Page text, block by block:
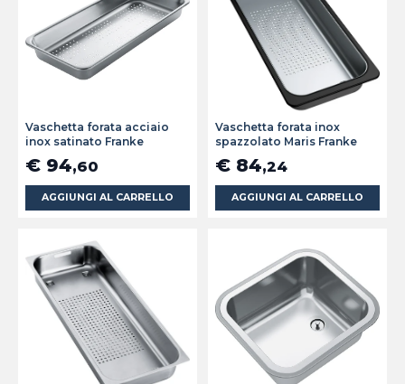
Vaschetta forata acciaio
inox satinato Franke
€ 94,60
AGGIUNGI AL CARRELLO
Vaschetta forata inox
spazzolato Maris Franke
€ 84,24
AGGIUNGI AL CARRELLO